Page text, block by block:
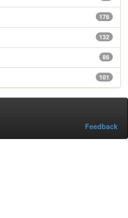
176
132
86
101
Feedback